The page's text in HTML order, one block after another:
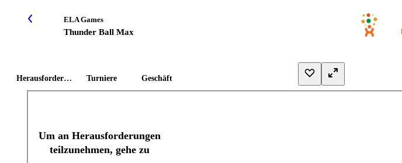
ELA Games
Thunder Ball Max
Herausforderungen Turniere Geschäft
Um an Herausforderungen
teilzunehmen, gehe zu